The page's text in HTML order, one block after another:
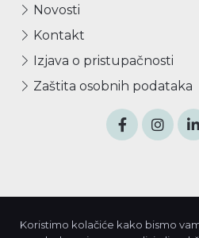
Novosti
Kontakt
Izjava o pristupačnosti
Zaštita osobnih podataka
Europskog fonda za
Koristimo kolačiće kako bismo